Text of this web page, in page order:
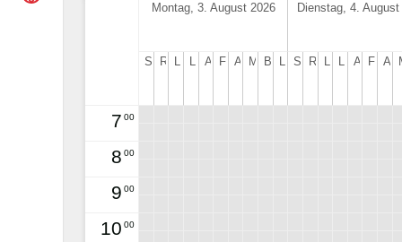
Montag, 3. August 2026 Dienstag, 4. August
Sitzungszimmer 407 Stäpfli Religionszimmer 305 Stäpfli Lernatelier 303 Stäpfli Lehrerzimmer 205 Stäpfli Aula Stäpfli U105 Förderzimmer 24 Bünt Aula Bünt E3 Musikzimmer E5 Bünt Bastelraum K2 BüntLehrerzimmer 17 Bünt Sitzungszimmer 407 Stäpfli Religionszimmer 305 StäpfliLernatelier 303 Stäpfli Lehrerzimmer 205 Stäpfli Aula Stäpfli U105 Förderzimmer 24 Bünt Aula
7 00
8 00
9 00
10 00